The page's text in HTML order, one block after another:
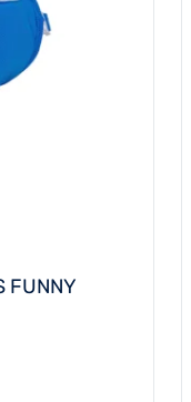
FUNNY